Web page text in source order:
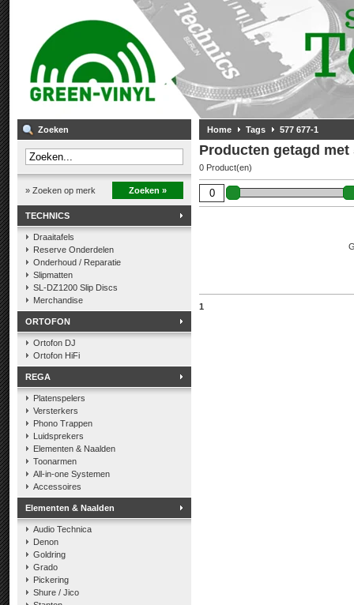
Zoeken
» Zoeken op merk Zoeken »
TECHNICS
Draaitafels
Reserve Onderdelen
Onderhoud / Reparatie
Slipmatten
SL-DZ1200 Slip Discs
Merchandise
ORTOFON
Ortofon DJ
Ortofon HiFi
REGA
Platenspelers
Versterkers
Phono Trappen
Luidsprekers
Elementen & Naalden
Toonarmen
All-in-one Systemen
Accessoires
Elementen & Naalden
Audio Technica
Denon
Goldring
Grado
Pickering
Shure / Jico
Home Tags 577 677-1
Producten getagd met
0 Product(en)
1